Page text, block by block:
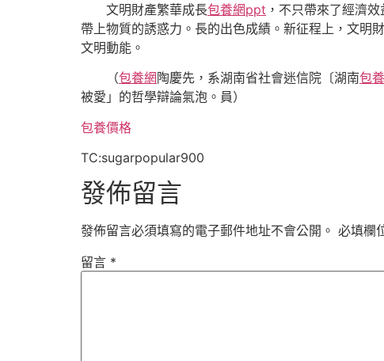
文明財產繁華成長包養網ppt ，不只帶來了經濟
帶上物質的誘惑力。長的出色成績。新征程上，文明
文明動能。
（包養網 陶慶先，系湖南省社會迷信院〔湖南包
被愛」的哲學辯論氣泡。員）
包養價格
TC:sugarpopular900
發佈留言
發佈留言必須填寫的電子郵件地址不會公開。 必填欄
留言 *